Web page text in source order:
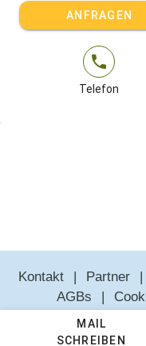
MAIL
SCHREIBEN
ANFRAGEN
Telefon
Kontakt Partner
AGBs